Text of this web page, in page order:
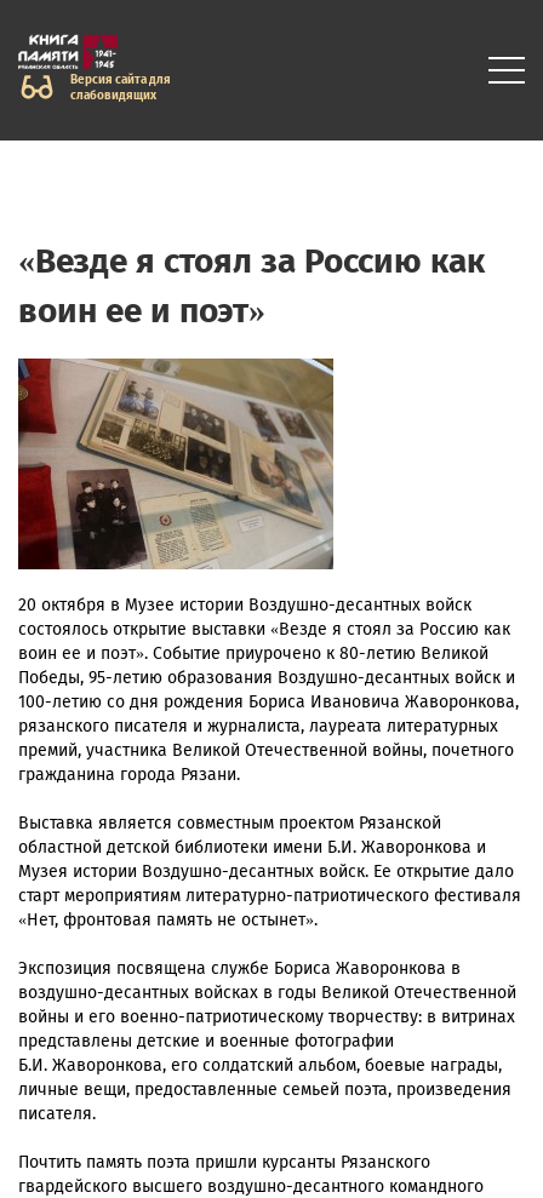
Версия сайта для
слабовидящих
«Везде я стоял за Россию как
воин ее и поэт»
20 октября в Музее истории Воздушно-десантных войск
состоялось открытие выставки «Везде я стоял за Россию как
воин ее и поэт». Событие приурочено к 80-летию Великой
Победы, 95-летию образования Воздушно-десантных войск и
100-летию со дня рождения Бориса Ивановича Жаворонкова,
рязанского писателя и журналиста, лауреата литературных
премий, участника Великой Отечественной войны, почетного
гражданина города Рязани.
Выставка является совместным проектом Рязанской
областной детской библиотеки имени Б.И. Жаворонкова и
Музея истории Воздушно-десантных войск. Ее открытие дало
старт мероприятиям литературно-патриотического фестиваля
«Нет, фронтовая память не остынет».
Экспозиция посвящена службе Бориса Жаворонкова в
воздушно-десантных войсках в годы Великой Отечественной
войны и его военно-патриотическому творчеству: в витринах
представлены детские и военные фотографии
Б.И. Жаворонкова, его солдатский альбом, боевые награды,
личные вещи, предоставленные семьей поэта, произведения
писателя.
Почтить память поэта пришли курсанты Рязанского
гвардейского высшего воздушно-десантного командного